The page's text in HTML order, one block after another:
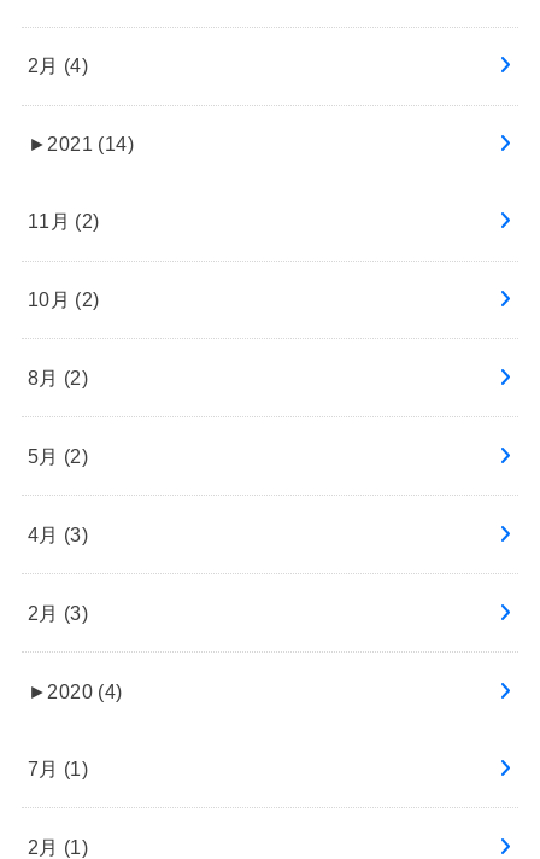
2月 (4)
► 2021 (14)
11月 (2)
10月 (2)
8月 (2)
5月 (2)
4月 (3)
2月 (3)
► 2020 (4)
7月 (1)
2月 (1)